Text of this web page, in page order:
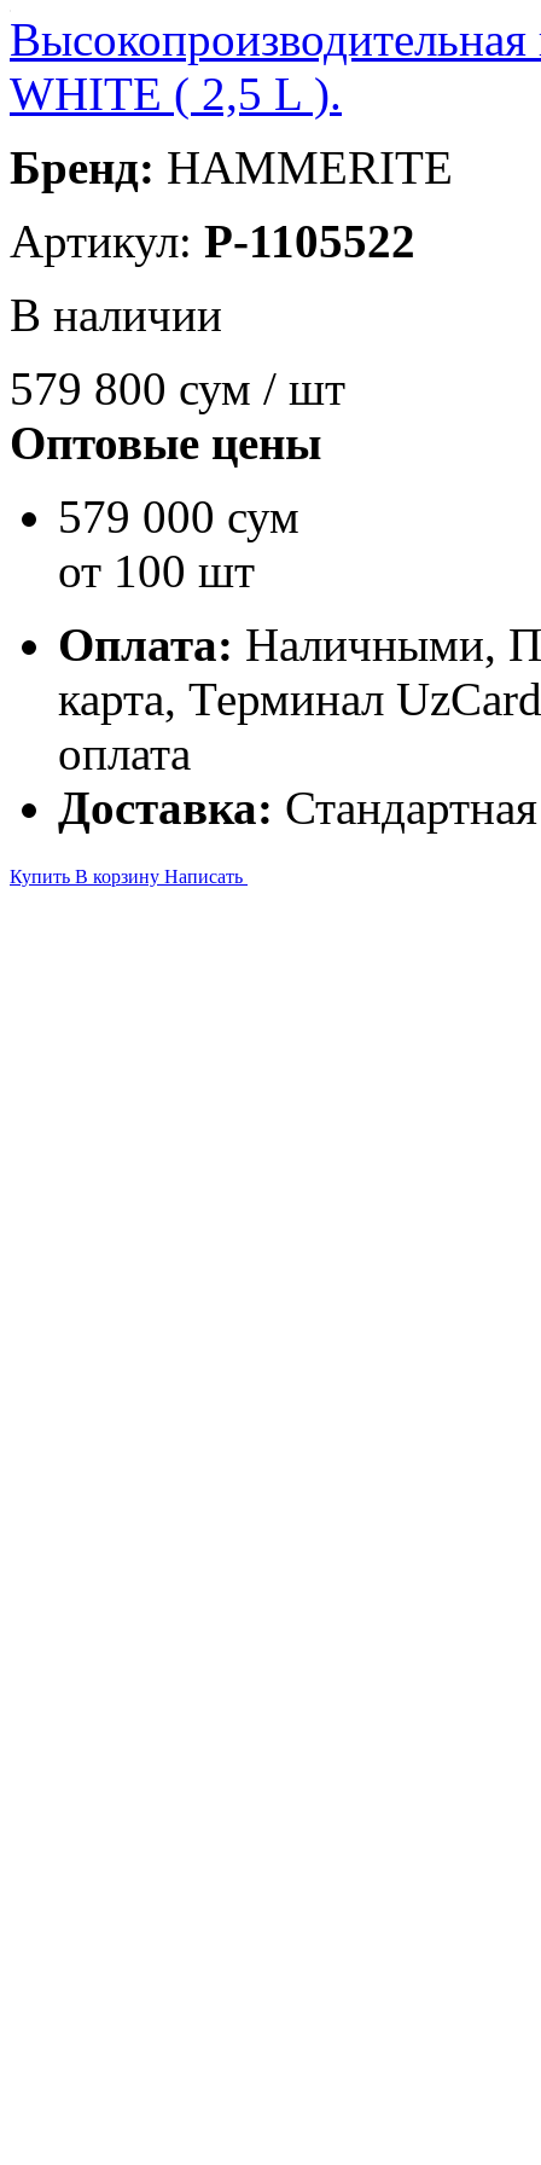
WHITE ( 2,5 L ).
Бренд: HAMMERITE
Артикул: P-1105522
В наличии
579 800 сум / шт
Оптовые цены
579 000 сум
от 100 шт
Оплата: Наличными,
карта, Терминал
оплата
Доставка:
Купить В корзину Написать